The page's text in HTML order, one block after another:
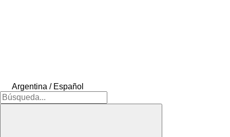
Argentina / Español